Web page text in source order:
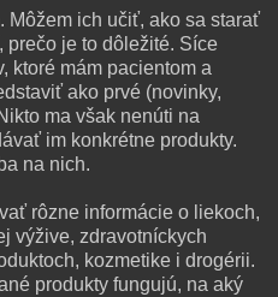
Môžem ich učiť, ako sa starať
je to dôležité. Síce
ktoré mám pacientom a
ako prvé (novinky,
ma však nenúti na
im konkrétne produkty.
na nich.
rôzne informácie o liekoch,
výžive, zdravotníckych
kozmetike i drogérii.
produkty fungujú, na aký